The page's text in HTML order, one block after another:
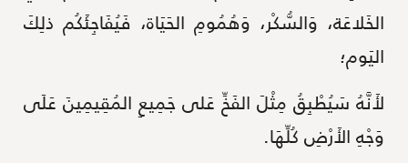
الخَلاعَة، وَالسُّكْر، وَهُمُومِ الحَيَاة، فَيُفَاجِئَكُم ذلِكَ
اليَوم؛
لأَنَّهُ سَيُطْبِقُ مِثْلَ الفَخِّ عَلى جَمِيعِ المُقِيمِينَ عَلَى
وَجْهِ الأَرْضِ كُلِّهَا.